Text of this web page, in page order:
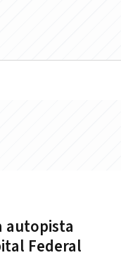
autopista
Federal